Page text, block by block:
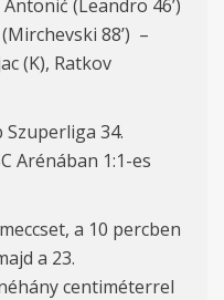
(Leandro 46’)
88’) –
(K), Ratkov
Szuperliga 34.
Arénában 1:1-es
a 10 percben
a 23.
centiméterrel